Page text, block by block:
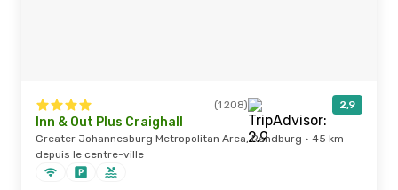
(1 208) 2,9
Inn & Out Plus Craighall
Greater Johannesburg Metropolitan Area, Randburg · 45 km
depuis le centre-ville